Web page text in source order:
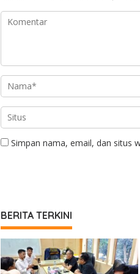
Simpan nama, email, dan situs
BERITA TERKINI